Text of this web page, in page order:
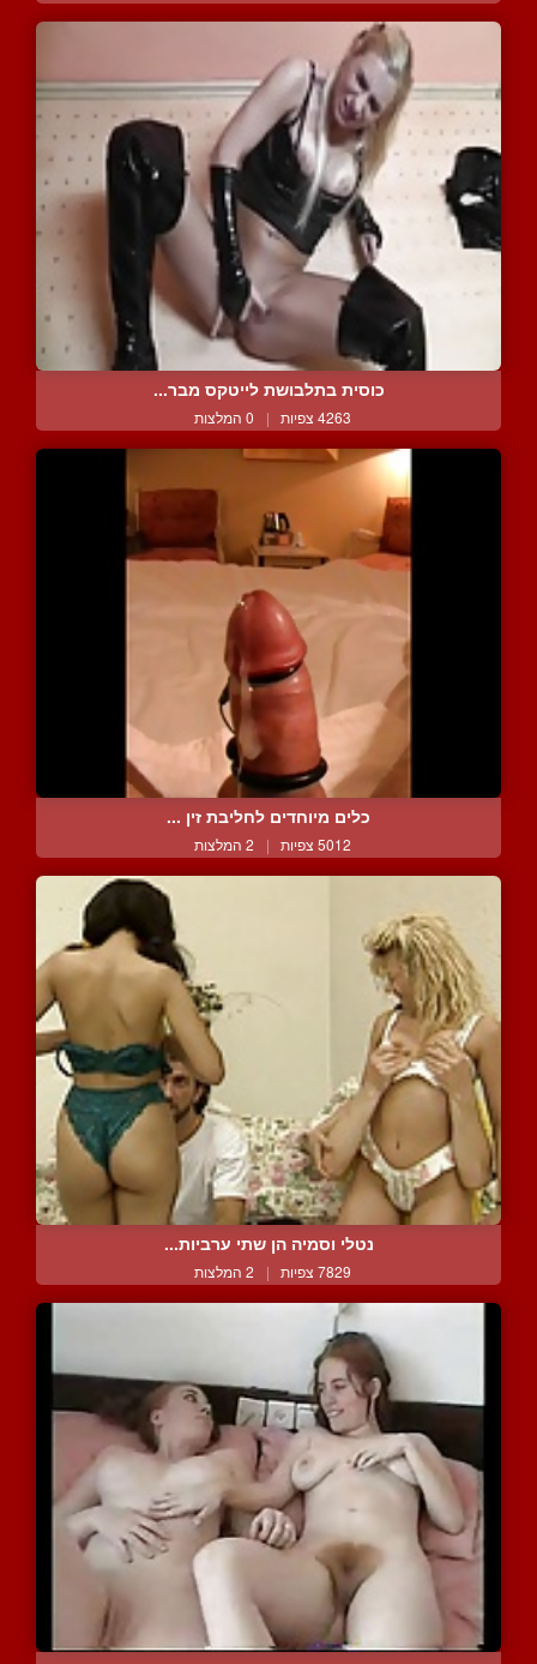
כוסית בתלבושת לייטקס מבר...
4263 צפיות | 0 המלצות
כלים מיוחדים לחליבת זין ...
5012 צפיות | 2 המלצות
נטלי וסמיה הן שתי ערביות...
7829 צפיות | 2 המלצות